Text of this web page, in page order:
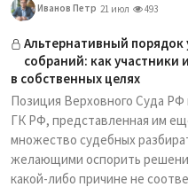
Иванов Петр 21 июл 493
Альтернативный
собраний: как участники
в собственных целях
Позиция Верховного Суда РФ
ГК РФ, представленная им
множество судебных
желающими оспорить
какой-либо причине не